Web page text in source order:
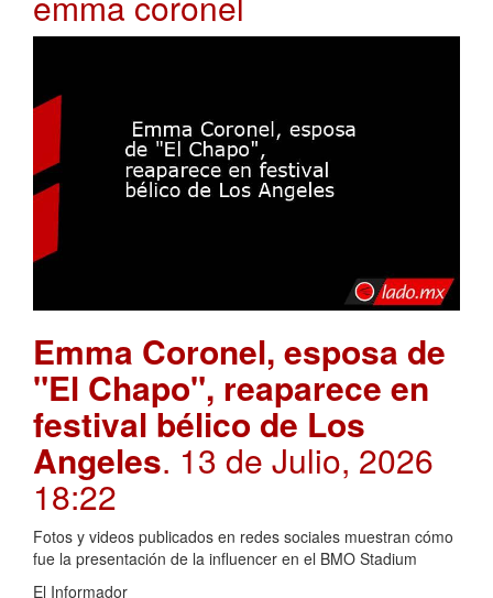
Emma Coronel, esposa de
"El Chapo", reaparece en
festival bélico de Los
Angeles. 13 de Julio, 2026
18:22
Fotos y videos publicados en redes sociales muestran cómo
fue la presentación de la influencer en el BMO Stadium
El Informador